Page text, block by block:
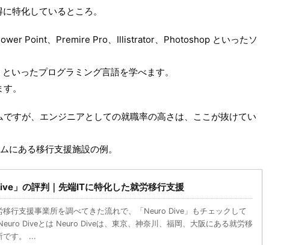
特化しているところ。
Point、Premire Pro、Illistrator、Photoshop といったソ
いったプログラミング言語を学べます。
。
すが、エンジニアとしての就職率の高さは、ここが抜けてい
にある移行支援施設の例。
」の評判｜先端ITに特化した就労移行支援
移行支援事業所を調べてきた流れで、「Neuro Dive」もチェックして
Diveとは Neuro Diveは、東京、神奈川、福岡、大阪にある就労移
です。 ...